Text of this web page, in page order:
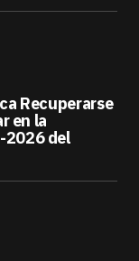
Recuperarse
en la
2026 del